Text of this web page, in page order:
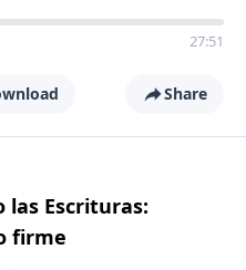
27:51
Share
las Escrituras:
firme